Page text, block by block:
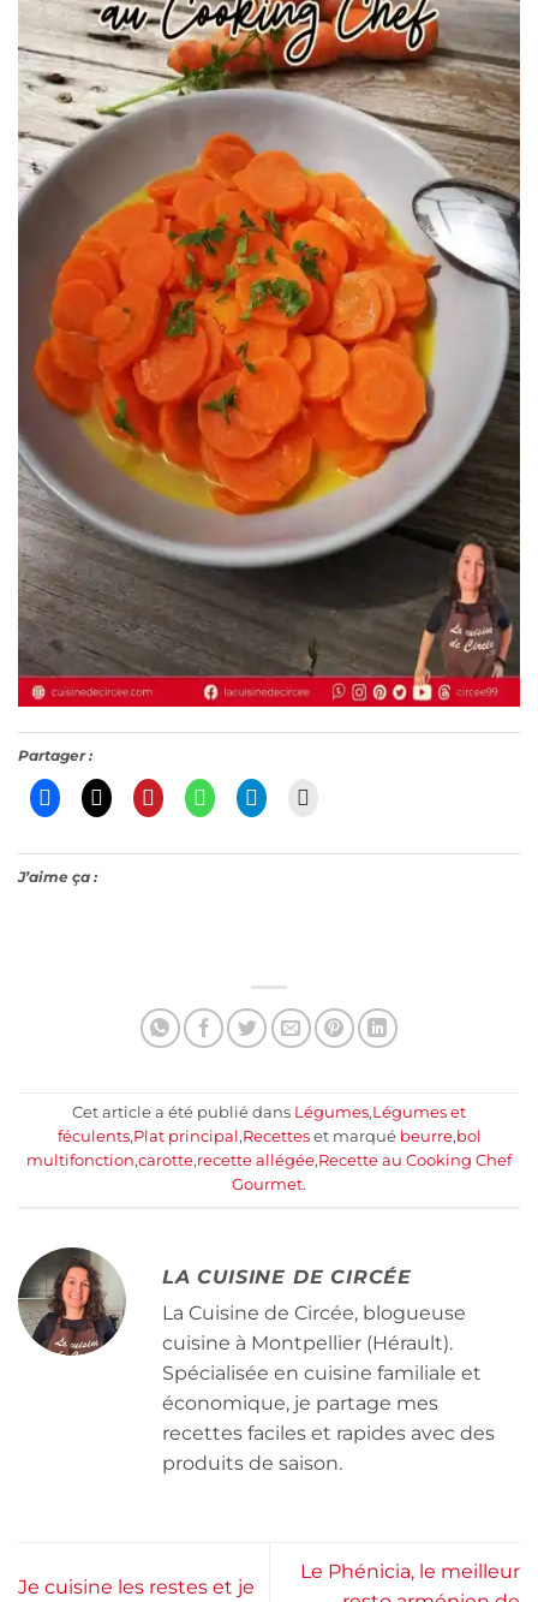
Partager :
J’aime ça :
Cet article a été publié dans Légumes,Légumes et
féculents,Plat principal,Recetteset marqué beurre,bol
multifonction,carotte,recette allégée,Recette au Cooking Chef
Gourmet.
LA CUISINE DE CIRCÉE
La Cuisine de Circée, blogueuse
cuisine à Montpellier (Hérault).
Spécialisée en cuisine familiale et
économique, je partage mes
recettes faciles et rapides avec des
produits de saison.
Je cuisine les restes et je
Le Phénicia, le meilleur